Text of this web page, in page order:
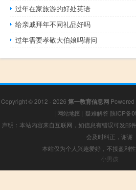
过年在家旅游的好处英语
给亲戚拜年不同礼品好吗
过年需要孝敬大伯娘吗请问
Copyright © 2012 - 2026 第一教育信息网 Powered
| 网站地图 | 疑难解答 陕ICP备
声明：本站内容来自互联网，如信息有错误可发邮
会及时纠正，谢谢
本站仅为个人兴趣爱好，不接盈利
小男孩